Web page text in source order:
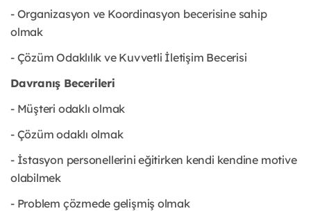
- Organizasyon ve Koordinasyon becerisine sahip
olmak
- Çözüm Odaklılık ve Kuvvetli İletişim Becerisi
Davranış Becerileri
- Müşteri odaklı olmak
- Çözüm odaklı olmak
- İstasyon personellerini eğitirken kendi kendine motive
olabilmek
- Problem çözmede gelişmiş olmak